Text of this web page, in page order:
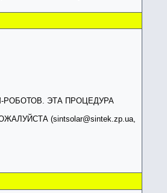
ЭТА ПРОЦЕДУРА
(sintsolar@sintek.zp.ua,